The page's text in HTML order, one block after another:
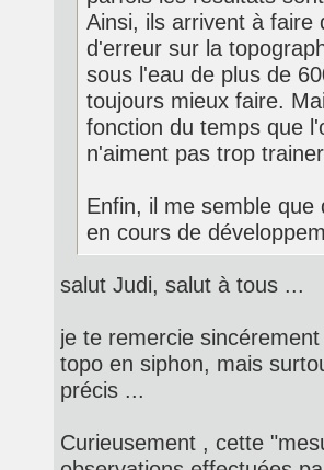
Ainsi, ils arrivent à faire
d'erreur sur la
sous l'eau de plus de
toujours mieux faire.
fonction du temps que
n'aiment pas trop
Enfin, il me semble
en cours de
salut Judi, salut à tous ...
je te remercie
topo en siphon, mais
précis ...
Curieusement , cette